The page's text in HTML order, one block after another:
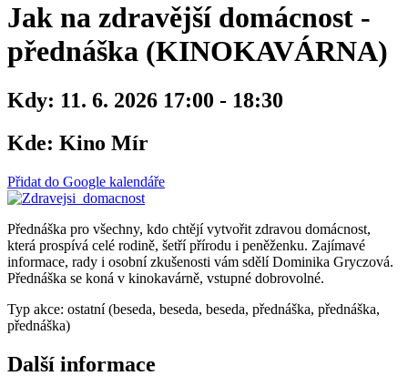
Jak na zdravější domácnost -
přednáška (KINOKAVÁRNA)
Kdy: 11. 6. 2026 17:00 - 18:30
Kde: Kino Mír
Přidat do Google kalendáře
Přednáška pro všechny, kdo chtějí vytvořit zdravou domácnost,
která prospívá celé rodině, šetří přírodu i peněženku. Zajímavé
informace, rady i osobní zkušenosti vám sdělí Dominika Gryczová.
Přednáška se koná v kinokavárně, vstupné dobrovolné.
Typ akce: ostatní (beseda, beseda, beseda, přednáška, přednáška,
přednáška)
Další informace